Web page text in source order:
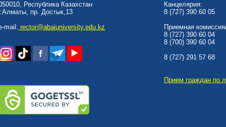
Республика Казахстан
пр. Достык,13
mail: rector@abaiuniversity.edu.kz
Канцелярия:
8 (727) 390 60 05
Приемная
8 (727) 390 60 04
8 (700) 390 60 04
8 (727) 291 57 68
Прием граждан по